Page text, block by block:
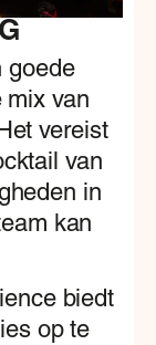
goede
mix van
vereist
van
in
kan
biedt
op te